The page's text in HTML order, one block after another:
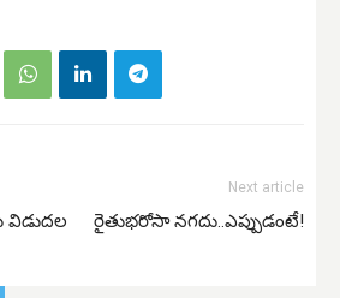
Next article
రైతుభరోసా నగదు..ఎప్పుడంటే!